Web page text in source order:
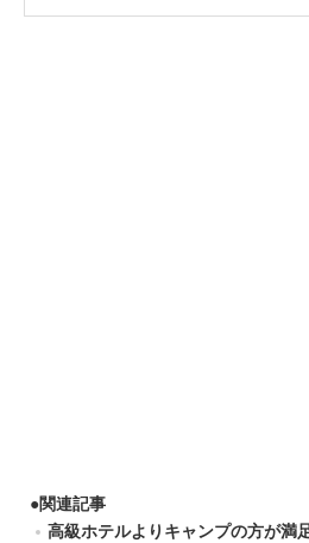
●関連記事
高級ホテルよりキャンプの方が満